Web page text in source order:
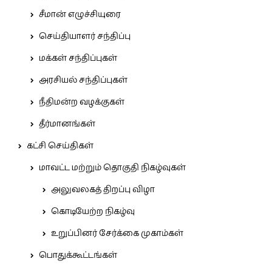
சீமான் எழுச்சியுரை
செய்தியாளர் சந்திப்பு
மக்கள் சந்திப்புகள்
அரசியல் சந்திப்புகள்
நீதிமன்ற வழக்குகள்
தீர்மானங்கள்
கட்சி செய்திகள்
மாவட்ட மற்றும் தொகுதி நிகழ்வுகள்
அலுவலகத் திறப்பு விழா
கொடியேற்ற நிகழ்வு
உறுப்பினர் சேர்க்கை முகாம்கள்
பொதுக்கூட்டங்கள்